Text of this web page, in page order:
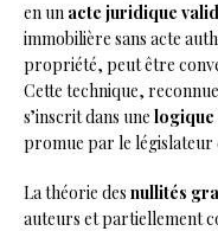
en un acte juridique
immobilière sans acte
propriété, peut être
Cette technique,
s’inscrit dans une logique
promue par le législateur
La théorie des nullités
auteurs et partiellement